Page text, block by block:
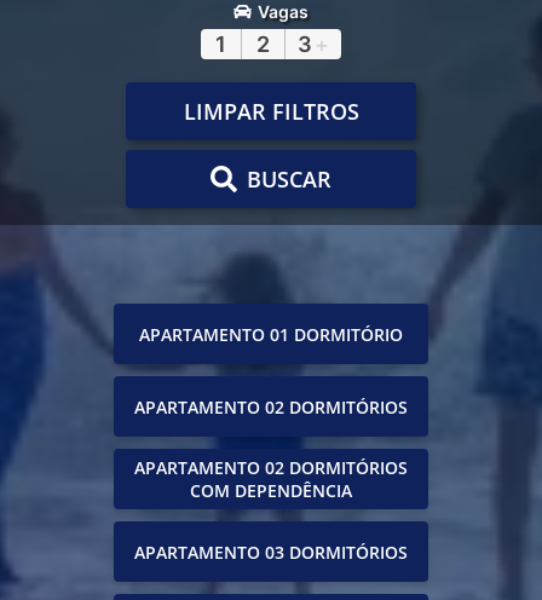
Vagas
1 2 3 +
LIMPAR FILTROS
BUSCAR
APARTAMENTO 01 DORMITÓRIO
APARTAMENTO 02 DORMITÓRIOS
APARTAMENTO 02 DORMITÓRIOS
COM DEPENDÊNCIA
APARTAMENTO 03 DORMITÓRIOS